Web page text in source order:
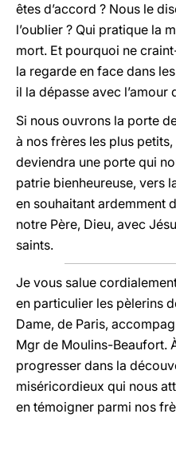
êtes d’accord ? Nous le
l’oublier ? Qui pratique la
mort. Et pourquoi ne
la regarde en face dans
il la dépasse avec l’amour
Si nous ouvrons la porte
à nos frères les plus
deviendra une porte qui
patrie bienheureuse, vers
en souhaitant ardemment
notre Père, Dieu, avec
saints.
Je vous salue
en particulier les pèlerins
Dame, de Paris,
Mgr de Moulins-Beaufort.
progresser dans la
miséricordieux qui nous
en témoigner parmi nos